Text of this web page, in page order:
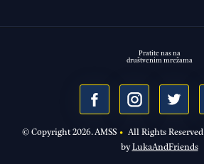
© Copyright2026. AMSS• All Rights Reserved
byLukaAndFriends
Pratite nas na
društvenim mrežama